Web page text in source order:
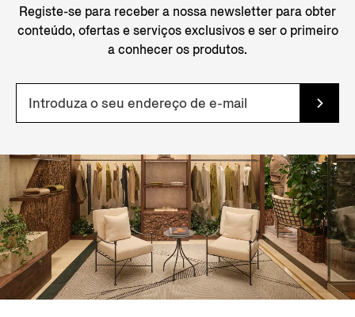
Registe-se para receber a nossa newsletter para obter
conteúdo, ofertas e serviços exclusivos e ser o primeiro
a conhecer os produtos.